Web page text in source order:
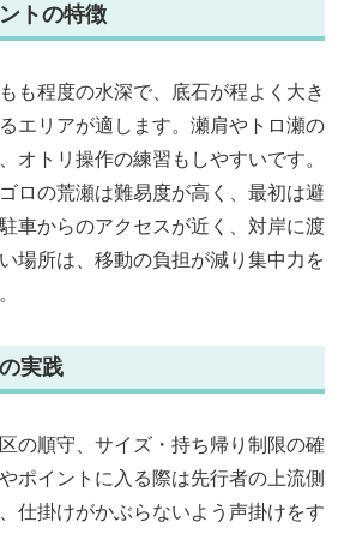
トの特徴
も程度の水深で、底石が程よく大き
エリアが適します。瀬肩やトロ瀬の
オトリ操作の練習もしやすいです。
ロの荒瀬は難易度が高く、最初は避
車からのアクセスが近く、対岸に渡
場所は、移動の負担が減り集中力を
実践
の順守、サイズ・持ち帰り制限の確
ポイントに入る際は先行者の上流側
仕掛けがかぶらないよう声掛けをす